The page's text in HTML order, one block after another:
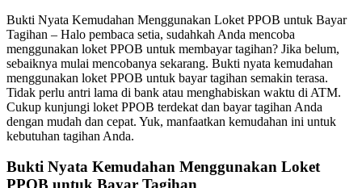
Bukti Nyata Kemudahan Menggunakan Loket PPOB untuk Bayar
Tagihan – Halo pembaca setia, sudahkah Anda mencoba
menggunakan loket PPOB untuk membayar tagihan? Jika belum,
sebaiknya mulai mencobanya sekarang. Bukti nyata kemudahan
menggunakan loket PPOB untuk bayar tagihan semakin terasa.
Tidak perlu antri lama di bank atau menghabiskan waktu di ATM.
Cukup kunjungi loket PPOB terdekat dan bayar tagihan Anda
dengan mudah dan cepat. Yuk, manfaatkan kemudahan ini untuk
kebutuhan tagihan Anda.
Bukti Nyata Kemudahan Menggunakan Loket